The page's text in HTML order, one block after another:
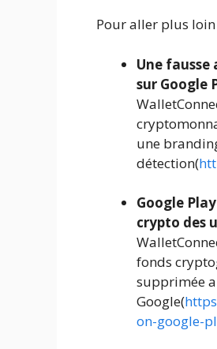
Pour aller plus loin
Une fausse
sur Google
une
détection(
Google
crypto des
fonds
supprimée
Google(
on-google-